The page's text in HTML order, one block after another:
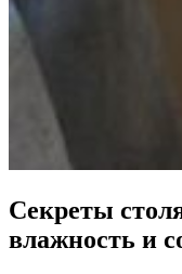
Секреты
влажность и